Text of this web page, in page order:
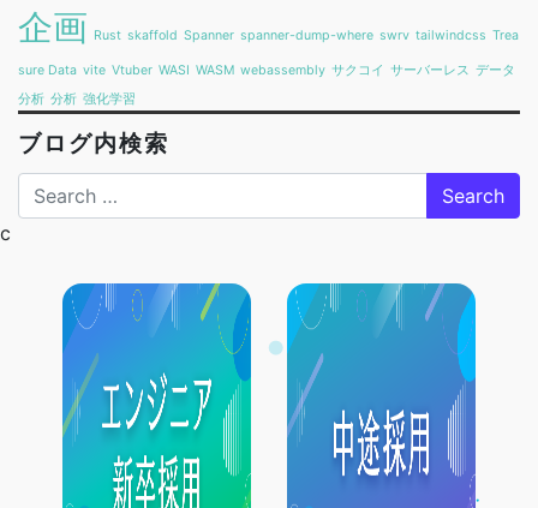
企画 Rust skaffold Spanner spanner-dump-where swrv tailwindcss Trea
sure Data vite Vtuber WASI WASM webassembly サクコイ サーバーレス データ
分析 分析 強化学習
ブログ内検索
Search
c